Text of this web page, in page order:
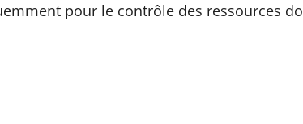
pour le contrôle des ressources